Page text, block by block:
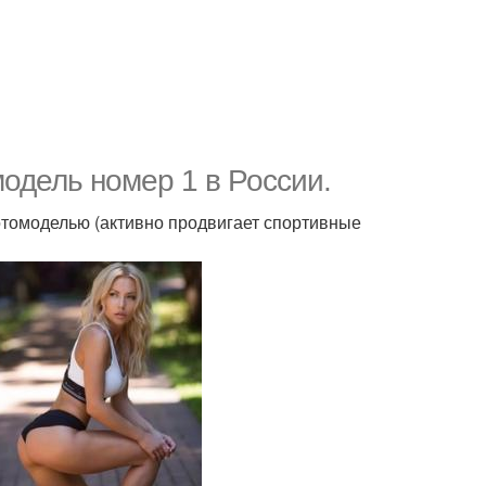
номер 1 в России.
(активно продвигает спортивные